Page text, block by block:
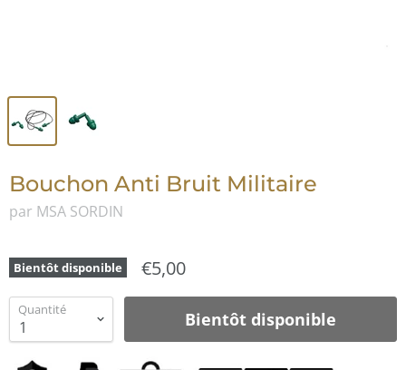
Bouchon Anti Bruit Militaire
par MSA SORDIN
Bientôt disponible €5,00
Quantité Bientôt disponible